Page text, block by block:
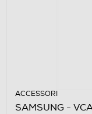
ACCESSORI
SAMSUNG -